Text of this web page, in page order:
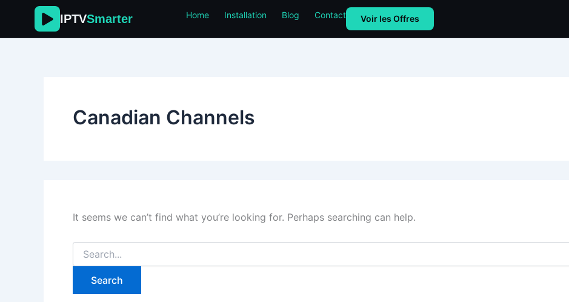
content
IPTVSmarter Home Installation Blog Contact Voir les Offres
Canadian Channels
It seems we can’t find what you’re looking for. Perhaps searching can help.
for: